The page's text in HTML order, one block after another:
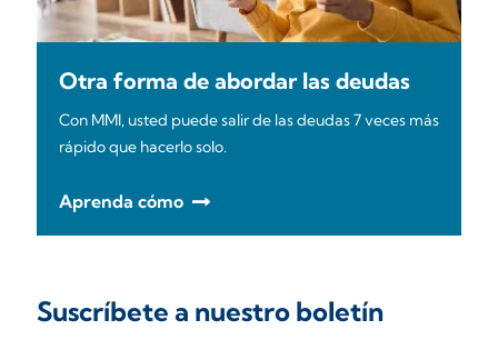
Otra forma de abordar las deudas
Con MMI, usted puede salir de las deudas 7 veces más
rápido que hacerlo solo.
Aprenda cómo
Suscríbete a nuestro boletín